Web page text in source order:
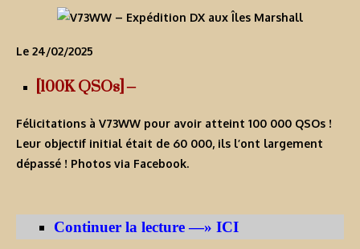
Le 24/02/2025
[100K QSOs] –
Félicitations à V73WW pour avoir atteint 100 000 QSOs !
Leur objectif initial était de 60 000, ils l’ont largement
dépassé ! Photos via Facebook.
Continuer la lecture —» ICI